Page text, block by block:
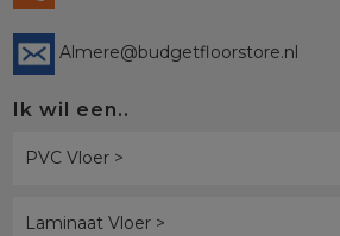
Almere@budgetfloorstore.nl
Ik wil een..
PVC Vloer >
Laminaat Vloer >